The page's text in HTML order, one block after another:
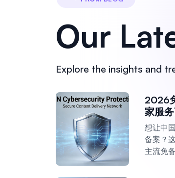
Our
Explore the insights and
2026
家服
想让中
备案？
主流免